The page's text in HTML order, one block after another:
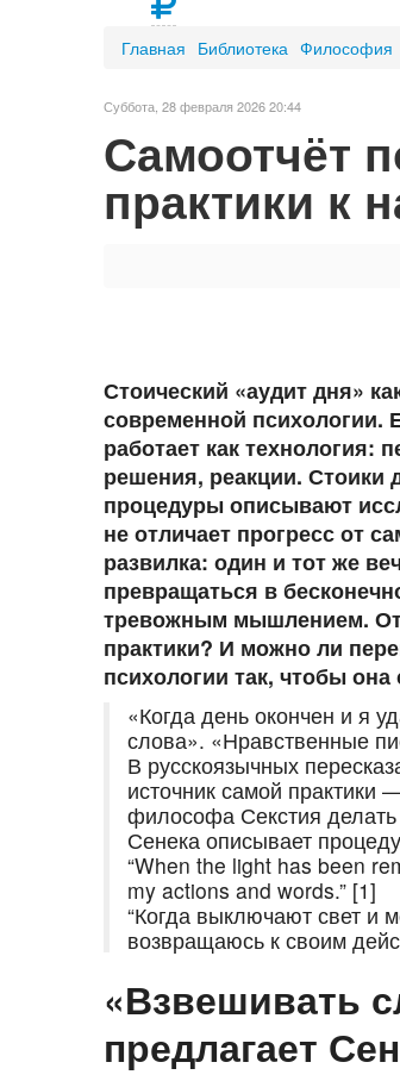
Главная Библиотека Философия
Суббота, 28 февраля 2026 20:44
Самоотчёт
практики к
Стоический «аудит дня»
современной психологии.
работает как технология:
решения, реакции. Стоики
процедуры описывают
не отличает прогресс от
развилка: один и тот же
превращаться в
тревожным мышлением. От
практики? И можно ли
психологии так, чтобы
«Когда день окончен и я
слова». «Нравственные
В русскоязычных
источник самой практики
философа Секстия делать
Сенека описывает
“When the light has been
my actions and words.” [1]
“Когда выключают свет и
возвращаюсь к своим
«Взвешивать
предлагает